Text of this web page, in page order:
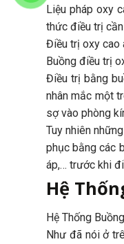
Liệu pháp oxy
thức điều trị
Điều trị oxy cao
Buồng điều trị
Điều trị bằng
nhân mắc một
sợ vào phòng
Tuy nhiên
phục bằng các
áp,… trước khi
Hệ
Hệ Thống
Như đã nói ở